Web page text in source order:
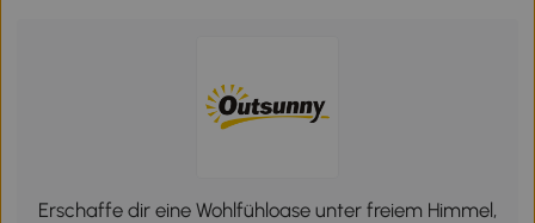
Erschaffe dir eine Wohlfühloase unter freiem Himmel,